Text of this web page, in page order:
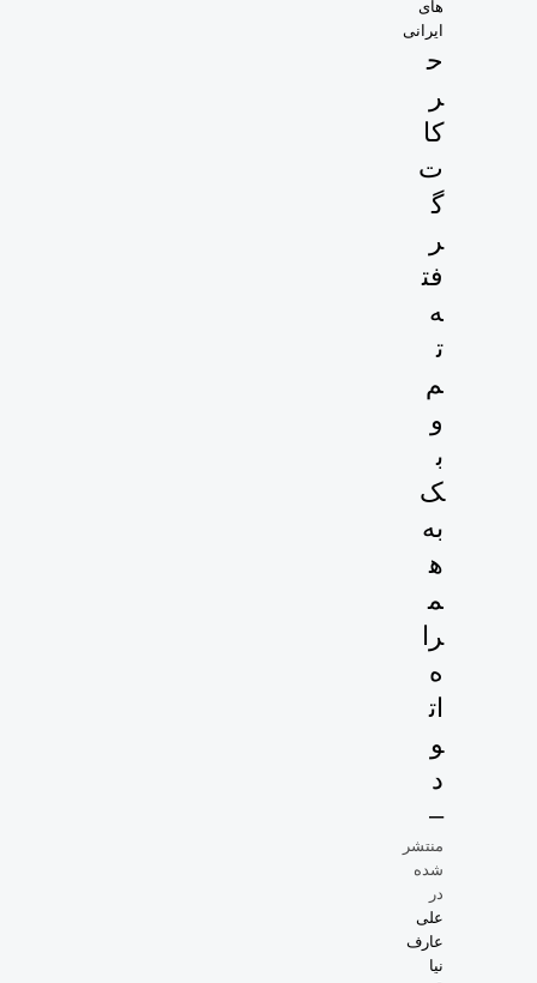
های
ایرانی
ح
ر
کا
ت
گ
ر
فت
ه
ت
م
و
ب
ک
به
ه
م
را
ه
ات
و
د
–
منتشر
شده
در
علی
عارف
نیا